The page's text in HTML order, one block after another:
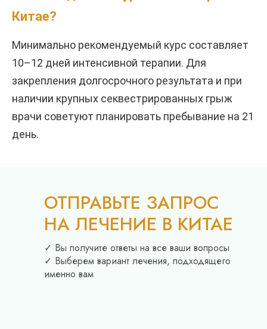
Китае?
Минимально рекомендуемый курс составляет
10–12 дней интенсивной терапии. Для
закрепления долгосрочного результата и при
наличии крупных секвестрированных грыж
врачи советуют планировать пребывание на 21
день.
ОТПРАВЬТЕ ЗАПРОС
НА ЛЕЧЕНИЕ В КИТАЕ
✓ Вы получите ответы на все ваши вопросы
✓ Выберем вариант лечения, подходящего
именно вам